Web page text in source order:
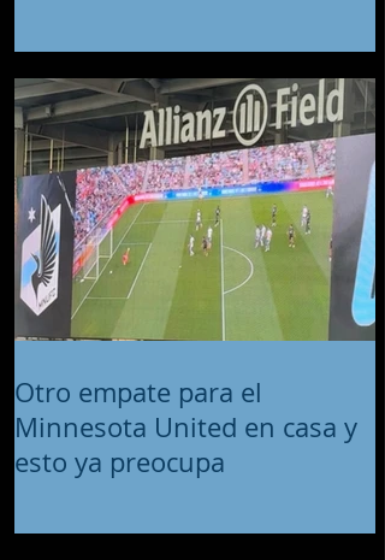
intelectuales y del desarrollo
Otro empate para el
Minnesota United en casa y
esto ya preocupa